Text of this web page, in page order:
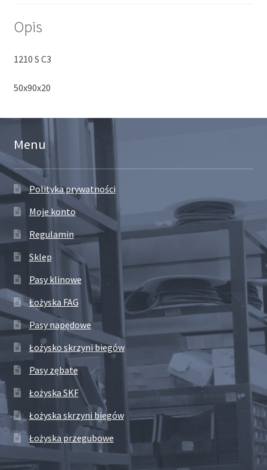
Opis
1210 S C3
50x90x20
Menu
Polityka prywatności
Moje konto
Regulamin
Sklep
Pasy klinowe
Łożyska FAG
Pasy napędowe
Łożysko skrzyni biegów
Pasy zębate
Łożyska SKF
Łożyska skrzyni biegów
Łożyska przegubowe